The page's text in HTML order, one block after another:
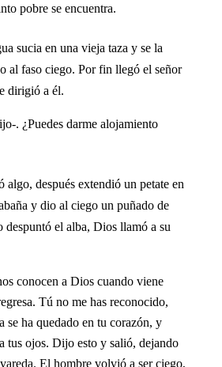
pobre se encuentra.
sucia en una vieja taza y se la
al faso ciego. Por fin llegó el señor
dirigió a él.
. ¿Puedes darme alojamiento
algo, después extendió un petate en
y dio al ciego un puñado de
despuntó el alba, Dios llamó a su
conocen a Dios cuando viene
Tú no me has reconocido,
se ha quedado en tu corazón, y
tus ojos. Dijo esto y salió, dejando
El hombre volvió a ser ciego,